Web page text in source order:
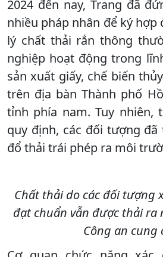
2024 đến nay, Trang đã
nhiều pháp nhân để ký
lý chất thải rắn thông
nghiệp hoạt động trong
sản xuất giấy, chế biến
trên địa bàn Thành phố
tỉnh phía nam. Tuy nhiên,
quy định, các đối tượng
đổ thải trái phép ra môi
Chất thải do các đối tượng
đạt chuẩn vẫn được thải ra
Công an cung